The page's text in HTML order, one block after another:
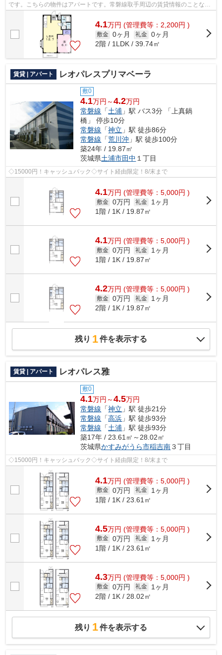
です。こちらの物件はアパートです。常磐線取手周辺の賃貸情報のことな
ら、地域に特化したアパートマンション館...
4.1万円 (管理費等：2,200円 )
敷金 0ヶ月 礼金 0ヶ月
2階 / 1LDK / 39.74㎡
賃貸 | アパート レオパレスプリマベーラ
敷0
4.1万円～4.2万円
常磐線 「土浦 」駅 バス3分 「上真鍋
橋」 停歩10分
常磐線 「神立 」駅 徒歩86分
常磐線 「荒川沖 」駅 徒歩100分
築24年 / 19.87㎡
茨城県土浦市田中 １丁目
◇15000円！キャッシュバック◇サイト経由限定！8/末まで
4.1万円 (管理費等：5,000円 )
敷金 0万円 礼金
1ヶ月
1階 / 1K / 19.87㎡
4.1万円 (管理費等：5,000円 )
敷金 0万円 礼金
1ヶ月
1階 / 1K / 19.87㎡
4.2万円 (管理費等：5,000円 )
敷金 0万円 礼金
1ヶ月
2階 / 1K / 19.87㎡
残り 1件を表示する
賃貸 | アパート レオパレス雅
敷0
4.1万円～4.5万円
常磐線 「神立 」駅 徒歩21分
常磐線 「高浜 」駅 徒歩93分
常磐線 「土浦 」駅 徒歩93分
築17年 / 23.61㎡～28.02㎡
茨城県かすみがうら市稲吉南３丁目
◇15000円！キャッシュバック◇サイト経由限定！8/末まで
4.1万円 (管理費等：5,000円 )
敷金 0万円 礼金
1ヶ月
1階 / 1K / 23.61㎡
4.5万円 (管理費等：5,000円 )
敷金 0万円 礼金
1ヶ月
1階 / 1K / 23.61㎡
4.3万円 (管理費等：5,000円 )
敷金 0万円 礼金
1ヶ月
2階 / 1K / 28.02㎡
残り 1件を表示する